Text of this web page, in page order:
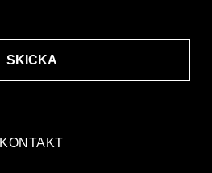
KONTAKT
SKICKA